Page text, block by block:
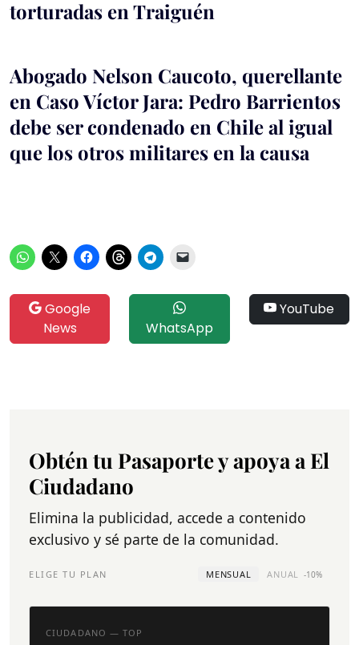
torturadas en Traiguén
Abogado Nelson Caucoto, querellante
en Caso Víctor Jara: Pedro Barrientos
debe ser condenado en Chile al igual
que los otros militares en la causa
Google
News
WhatsApp
YouTube
Obtén tu Pasaporte y apoya a El
Ciudadano
Elimina la publicidad, accede a contenido
exclusivo y sé parte de la comunidad.
ELIGE TU PLAN MENSUAL ANUAL -10%
CIUDADANO — TOP